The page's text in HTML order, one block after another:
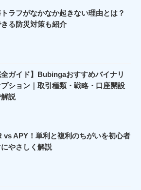
ラフがなかなか起きない理由とは？
る防災対策も紹介
全ガイド】Bubingaおすすめバイナリ
ション｜取引種類・戦略・口座開設
解説
vs APY！単利と複利のちがいを初心者
やさしく解説